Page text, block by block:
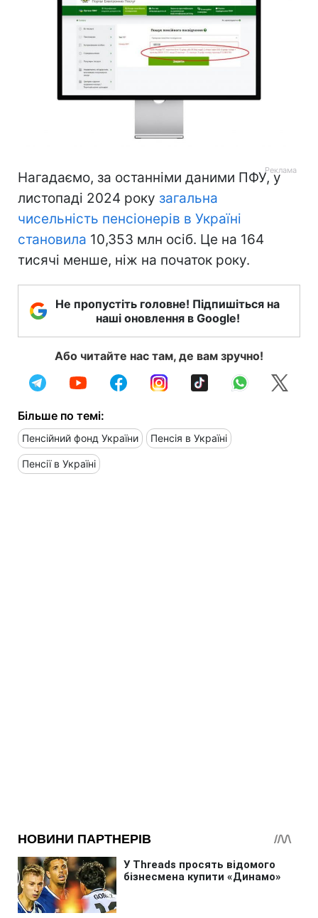
Нагадаємо, за останніми даними ПФУ, у
листопаді 2024 року загальна
чисельність пенсіонерів в Україні
становила 10,353 млн осіб. Це на 164
тисячі менше, ніж на початок року.
Не пропустіть головне! Підпишіться на
наші оновлення в Google!
Або читайте нас там, де вам зручно!
Більше по темі:
Пенсійний фонд України Пенсія в Україні
Пенсії в Україні